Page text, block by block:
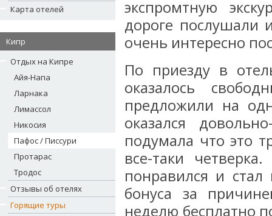
Карта отелей
Кипр
Отдых на Кипре
Айя-Напа
Ларнака
Лимассол
Никосия
Пафос / Писсури
Протарас
Тродос
Отзывы об отелях
Горящие туры
экспромтную
дороге послушали
очень интересно
По приезду в
оказалось
предложили на
оказался
подумала что это
все-таки
понравился и
бонуса за
неделю бесплатно